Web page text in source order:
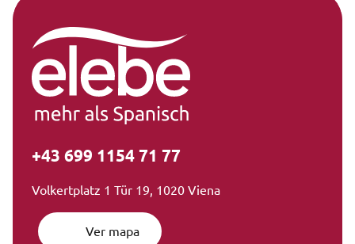
+43 699 1154 71 77
Volkertplatz 1 Tür 19, 1020 Viena
Ver mapa